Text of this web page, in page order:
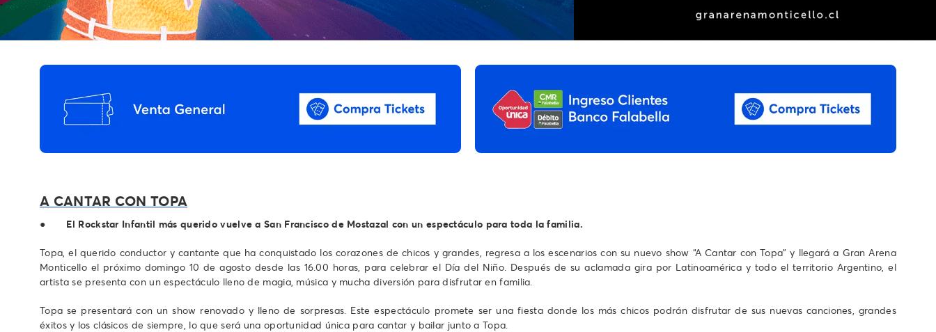
A CANTAR CON TOPA
● El Rockstar Infantil más querido vuelve a San Francisco de Mostazal con un espectáculo para toda la familia.
Topa, el querido conductor y cantante que ha conquistado los corazones de chicos y grandes, regresa a los escenarios con su nuevo show “A Cantar con Topa” y llegará a Gran Arena
Monticello el próximo domingo 10 de agosto desde las 16.00 horas, para celebrar el Día del Niño. Después de su aclamada gira por Latinoamérica y todo el territorio Argentino, el
artista se presenta con un espectáculo lleno de magia, música y mucha diversión para disfrutar en familia.
Topa se presentará con un show renovado y lleno de sorpresas. Este espectáculo promete ser una fiesta donde los más chicos podrán disfrutar de sus nuevas canciones, grandes
éxitos y los clásicos de siempre, lo que será una oportunidad única para cantar y bailar junto a Topa.